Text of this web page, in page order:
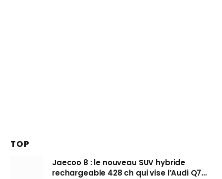
TOP
Jaecoo 8 : le nouveau SUV hybride
rechargeable 428 ch qui vise l’Audi Q7